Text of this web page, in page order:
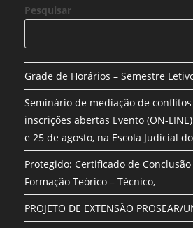
Pesquisar
Grade de Horários – Semestre
Seminário de mediação de
inscrições abertas Evento (ON-
e 25 de agosto, na Escola Judicial
Protegido: Certificado de
Formação Teórico – Técnico,
PROJETO DE EXTENSÃO PROSEAR/